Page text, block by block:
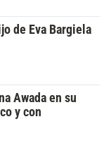
de Eva Bargiela
Awada en su
y con